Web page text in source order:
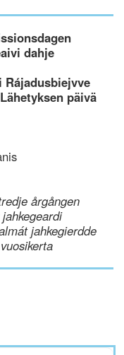
dahje
päivä
årgången
jahkegierdde